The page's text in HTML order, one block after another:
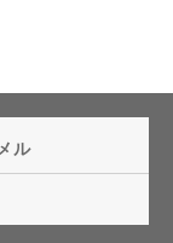
ル